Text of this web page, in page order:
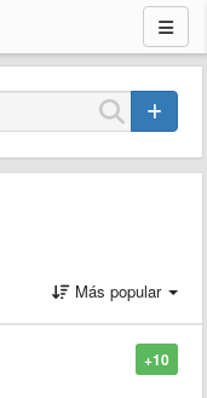
Más popular
+10